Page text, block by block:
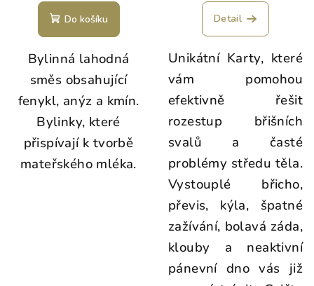
Do košíku
Bylinná lahodná
směs obsahující
fenykl, anýz a kmín.
Bylinky, které
přispívají k tvorbě
mateřského mléka.
Detail
Unikátní Karty, které
vám pomohou
efektivně řešit
rozestup břišních
svalů a časté
problémy středu těla.
Vystouplé břicho,
převis, kýla, špatné
zažívání, bolavá záda,
klouby a neaktivní
pánevní dno vás již